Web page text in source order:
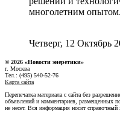
многолетним
Четверг, 12 Октябрь
© 2026 «Новости энеретики»
г. Москва
Тел.: (495) 540-52-76
Карта сайта
Перепечатка материала с сайта без
объявлений и комментариев, размещенных
не несет. Вся информация носит